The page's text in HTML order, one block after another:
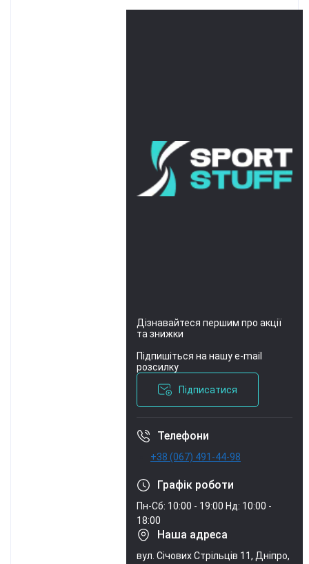
Дізнавайтеся першим про акції
та знижки
Підпишіться на нашу e-mail
розсилку
Підписатися
Умови угоди
Телефони
+38 (067) 491-44-98
Графік роботи
Пн-Сб: 10:00 - 19:00 Нд: 10:00 -
18:00
Наша адреса
вул. Січових Стрільців 11, Дніпро,